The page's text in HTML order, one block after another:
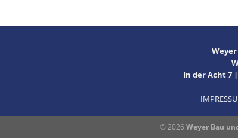
In der Acht 7 |
© 2026 Weyer Bau